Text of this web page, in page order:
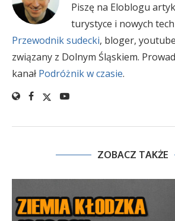
Piszę na Eloblogu
turystyce i nowych
Przewodnik sudecki, bloger,
związany z Dolnym Śląskiem.
kanał Podróżnik w czasie.
ZOBACZ TAKŻE